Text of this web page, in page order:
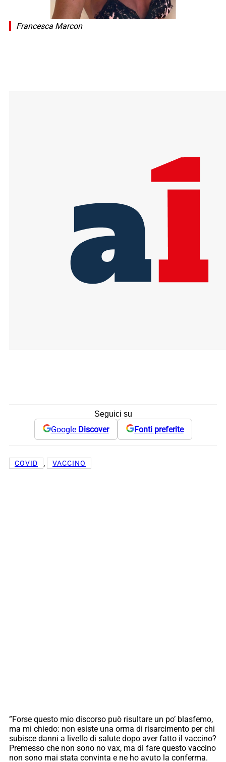
Francesca Marcon
Seguici su
Google Discover Fonti preferite
COVID , VACCINO
”Forse questo mio discorso può risultare un po’ blasfemo,
ma mi chiedo: non esiste una orma di risarcimento per chi
subisce danni a livello di salute dopo aver fatto il vaccino?
Premesso che non sono no vax, ma di fare questo vaccino
non sono mai stata convinta e ne ho avuto la conferma.